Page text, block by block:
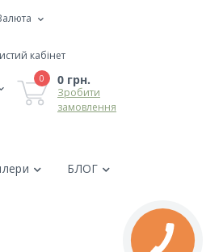
кабінет
0 0 грн.
Зробити
замовлення
БЛОГ